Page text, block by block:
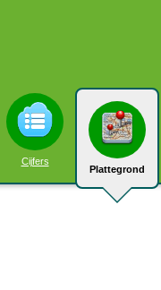
Cijfers
Plattegrond